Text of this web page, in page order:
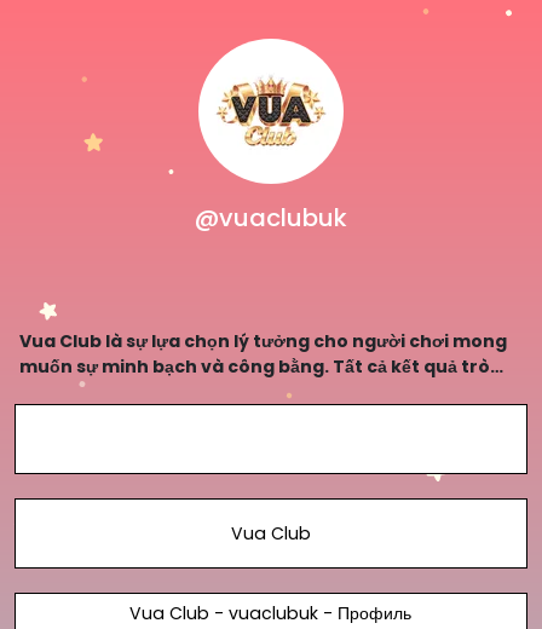
@vuaclubuk
Vua Club là sự lựa chọn lý tưởng cho người chơi mong
muốn sự minh bạch và công bằng. Tất cả kết quả trò
chơi đều được công bố rõ ràng, không có gian lận. Đây
Vua Club
Vua Club - vuaclubuk - Профиль